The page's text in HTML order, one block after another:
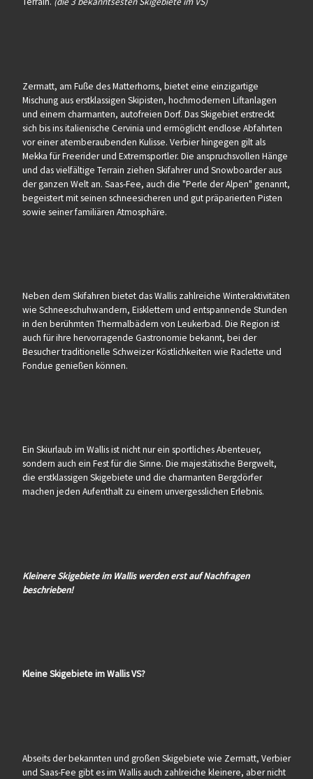
Zermatt, am Fuße des Matterhorns, bietet eine einzigartige
Mischung aus erstklassigen Skipisten, hochmodernen Liftanlagen
und einem charmanten, autofreien Dorf. Das Skigebiet erstreckt
sich bis ins italienische Cervinia und ermöglicht endlose Abfahrten
vor einer atemberaubenden Kulisse. Verbier hingegen gilt als
Mekka für Freerider und Extremsportler. Die anspruchsvollen Hänge
und das vielfältige Terrain ziehen Skifahrer und Snowboarder aus
der ganzen Welt an. Saas-Fee, auch die "Perle der Alpen" genannt,
begeistert mit seinen schneesicheren und gut präparierten Pisten
sowie seiner familiären Atmosphäre.
Neben dem Skifahren bietet das Wallis zahlreiche Winteraktivitäten
wie Schneeschuhwandern, Eisklettern und entspannende Stunden
in den berühmten Thermalbädern von Leukerbad. Die Region ist
auch für ihre hervorragende Gastronomie bekannt, bei der
Besucher traditionelle Schweizer Köstlichkeiten wie Raclette und
Fondue genießen können.
Ein Skiurlaub im Wallis ist nicht nur ein sportliches Abenteuer,
sondern auch ein Fest für die Sinne. Die majestätische Bergwelt,
die erstklassigen Skigebiete und die charmanten Bergdörfer
machen jeden Aufenthalt zu einem unvergesslichen Erlebnis.
Kleinere Skigebiete im Wallis werden erst auf Nachfragen
beschrieben!
Kleine Skigebiete im Wallis VS?
Abseits der bekannten und großen Skigebiete wie Zermatt, Verbier
und Saas-Fee gibt es im Wallis auch zahlreiche kleinere, aber nicht